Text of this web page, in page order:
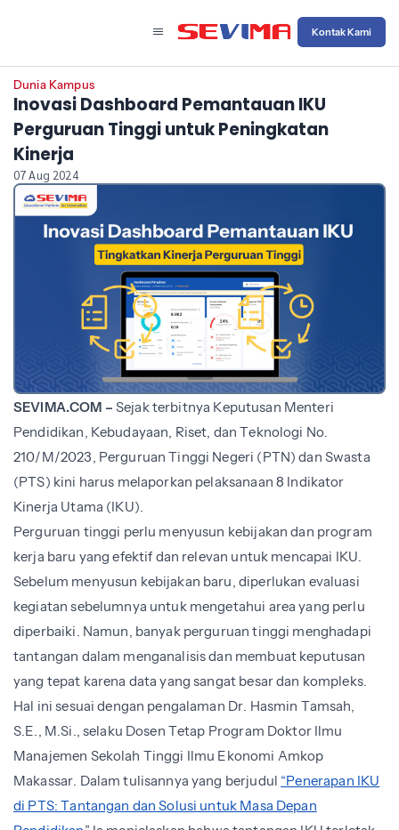
Kontak Kami
Dunia Kampus
Inovasi Dashboard Pemantauan IKU
Perguruan Tinggi untuk Peningkatan
Kinerja
07 Aug 2024
SEVIMA.COM – Sejak terbitnya Keputusan Menteri
Pendidikan, Kebudayaan, Riset, dan Teknologi No.
210/M/2023, Perguruan Tinggi Negeri (PTN) dan Swasta
(PTS) kini harus melaporkan pelaksanaan 8 Indikator
Kinerja Utama (IKU).
Perguruan tinggi perlu menyusun kebijakan dan program
kerja baru yang efektif dan relevan untuk mencapai IKU.
Sebelum menyusun kebijakan baru, diperlukan evaluasi
kegiatan sebelumnya untuk mengetahui area yang perlu
diperbaiki. Namun, banyak perguruan tinggi menghadapi
tantangan dalam menganalisis dan membuat keputusan
yang tepat karena data yang sangat besar dan kompleks.
Hal ini sesuai dengan pengalaman Dr. Hasmin Tamsah,
S.E., M.Si., selaku Dosen Tetap Program Doktor Ilmu
Manajemen Sekolah Tinggi Ilmu Ekonomi Amkop
Makassar. Dalam tulisannya yang berjudul “Penerapan IKU
di PTS: Tantangan dan Solusi untuk Masa Depan